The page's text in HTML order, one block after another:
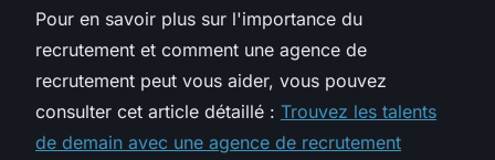
Pour en savoir plus sur l'importance du
recrutement et comment une agence de
recrutement peut vous aider, vous pouvez
consulter cet article détaillé : Trouvez les talents
de demain avec une agence de recrutement